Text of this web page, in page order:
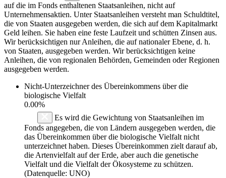
auf die im Fonds enthaltenen Staatsanleihen, nicht auf
Unternehmensaktien. Unter Staatsanleihen versteht man Schuldtitel,
die von Staaten ausgegeben werden, die sich auf dem Kapitalmarkt
Geld leihen. Sie haben eine feste Laufzeit und schütten Zinsen aus.
Wir berücksichtigen nur Anleihen, die auf nationaler Ebene, d. h.
von Staaten, ausgegeben werden. Wir berücksichtigen keine
Anleihen, die von regionalen Behörden, Gemeinden oder Regionen
ausgegeben werden.
Nicht-Unterzeichner des Übereinkommens über die
biologische Vielfalt
0.00%
Es wird die Gewichtung von Staatsanleihen im
Fonds angegeben, die von Ländern ausgegeben werden, die
das Übereinkommen über die biologische Vielfalt nicht
unterzeichnet haben. Dieses Übereinkommen zielt darauf ab,
die Artenvielfalt auf der Erde, aber auch die genetische
Vielfalt und die Vielfalt der Ökosysteme zu schützen.
(Datenquelle: UNO)